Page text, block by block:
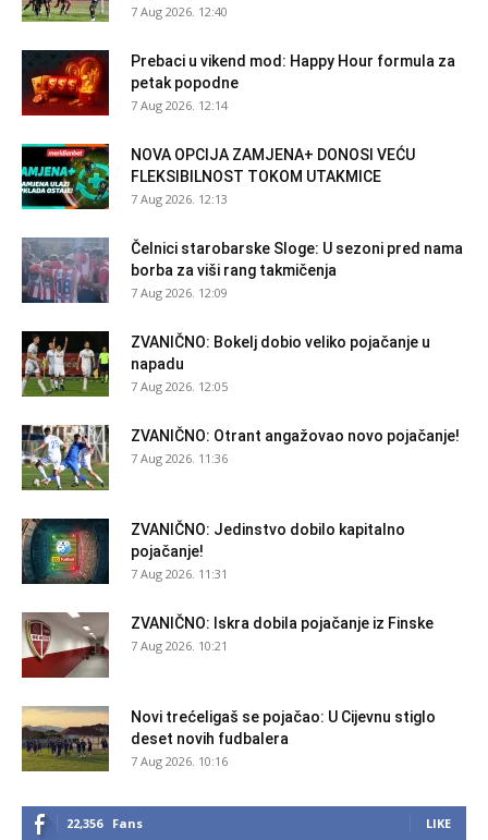
7 Aug 2026. 12:40
Prebaci u vikend mod: Happy Hour formula za
petak popodne
7 Aug 2026. 12:14
NOVA OPCIJA ZAMJENA+ DONOSI VEĆU
FLEKSIBILNOST TOKOM UTAKMICE
7 Aug 2026. 12:13
Čelnici starobarske Sloge: U sezoni pred nama
borba za viši rang takmičenja
7 Aug 2026. 12:09
ZVANIČNO: Bokelj dobio veliko pojačanje u
napadu
7 Aug 2026. 12:05
ZVANIČNO: Otrant angažovao novo pojačanje!
7 Aug 2026. 11:36
ZVANIČNO: Jedinstvo dobilo kapitalno
pojačanje!
7 Aug 2026. 11:31
ZVANIČNO: Iskra dobila pojačanje iz Finske
7 Aug 2026. 10:21
Novi trećeligaš se pojačao: U Cijevnu stiglo
deset novih fudbalera
7 Aug 2026. 10:16
22,356 Fans LIKE